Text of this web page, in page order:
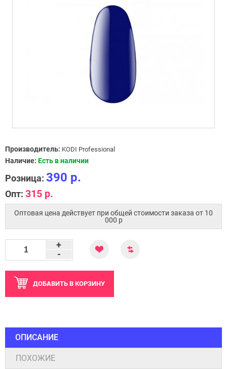
Производитель: KODI Professional
Наличие: Есть в наличии
Розница: 390 р.
Опт: 315 р.
Оптовая цена действует при общей стоимости заказа от 10
000 p
-
+
ДОБАВИТЬ В КОРЗИНУ
ОПИСАНИЕ
ПОХОЖИЕ